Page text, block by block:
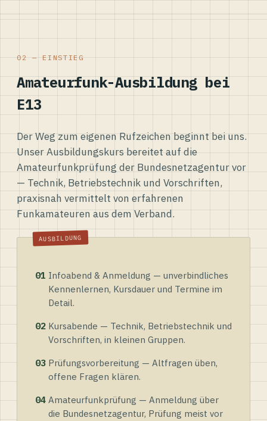
02 — EINSTIEG
Amateurfunk-Ausbildung bei
E13
Der Weg zum eigenen Rufzeichen beginnt bei uns.
Unser Ausbildungskurs bereitet auf die
Amateurfunkprüfung der Bundesnetzagentur vor
— Technik, Betriebstechnik und Vorschriften,
praxisnah vermittelt von erfahrenen
Funkamateuren aus dem Verband.
01 Infoabend & Anmeldung — unverbindliches
Kennenlernen, Kursdauer und Termine im
Detail.
02 Kursabende — Technik, Betriebstechnik und
Vorschriften, in kleinen Gruppen.
03 Prüfungsvorbereitung — Altfragen üben,
offene Fragen klären.
04 Amateurfunkprüfung — Anmeldung über
die Bundesnetzagentur, Prüfung meist vor